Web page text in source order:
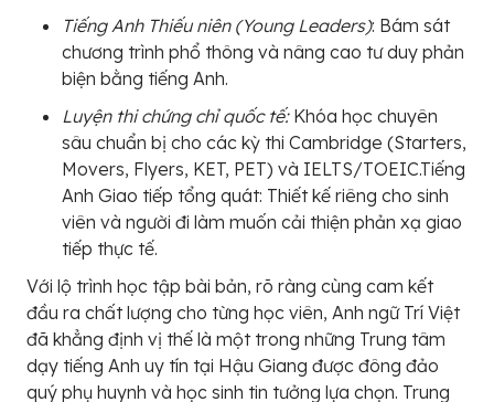
Tiếng Anh Thiếu niên (Young Leaders): Bám sát
chương trình phổ thông và nâng cao tư duy phản
biện bằng tiếng Anh.
Luyện thi chứng chỉ quốc tế:Khóa học chuyên
sâu chuẩn bị cho các kỳ thi Cambridge (Starters,
Movers, Flyers, KET, PET) và IELTS/TOEIC.Tiếng
Anh Giao tiếp tổng quát: Thiết kế riêng cho sinh
viên và người đi làm muốn cải thiện phản xạ giao
tiếp thực tế.
Với lộ trình học tập bài bản, rõ ràng cùng cam kết
đầu ra chất lượng cho từng học viên, Anh ngữ Trí Việt
đã khẳng định vị thế là một trong những Trung tâm
dạy tiếng Anh uy tín tại Hậu Giang được đông đảo
quý phụ huynh và học sinh tin tưởng lựa chọn. Trung